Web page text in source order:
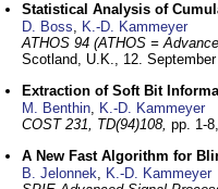
Statistical Analysis of
D. Boss, K.-D. Kammeyer
ATHOS 94 (ATHOS =
Scotland, U.K., 12.
Extraction of Soft Bit
M. Benthin, K.-D. Kammeyer
COST 231, TD(94)108, pp. 1-8,
A New Fast Algorithm for
B. Jelonnek, K.-D. Kammeyer